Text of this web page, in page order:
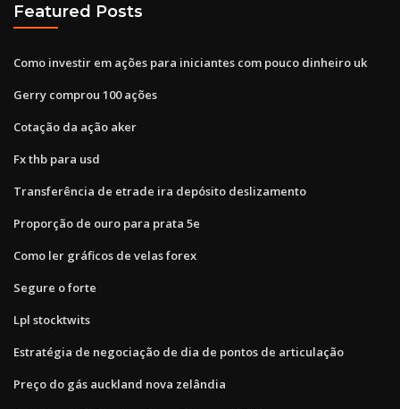
Featured Posts
Como investir em ações para iniciantes com pouco dinheiro uk
Gerry comprou 100 ações
Cotação da ação aker
Fx thb para usd
Transferência de etrade ira depósito deslizamento
Proporção de ouro para prata 5e
Como ler gráficos de velas forex
Segure o forte
Lpl stocktwits
Estratégia de negociação de dia de pontos de articulação
Preço do gás auckland nova zelândia